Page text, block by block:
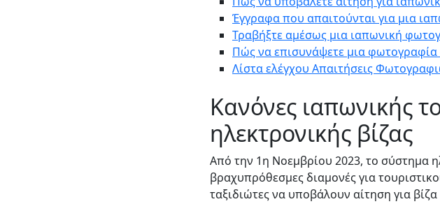
Έγγραφα που απαιτούνται για μια
Τραβήξτε αμέσως μια ιαπωνική
Πώς να επισυνάψετε μια
Λίστα ελέγχου Απαιτήσεις
Κανόνες ιαπωνικής
ηλεκτρονικής βίζας
Από την 1η Νοεμβρίου 2023, το σύστημα
βραχυπρόθεσμες διαμονές για
ταξιδιώτες να υποβάλουν αίτηση για